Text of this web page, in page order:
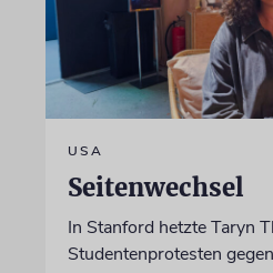
USA
Seitenwechsel
In Stanford hetzte Taryn
Studentenprotesten